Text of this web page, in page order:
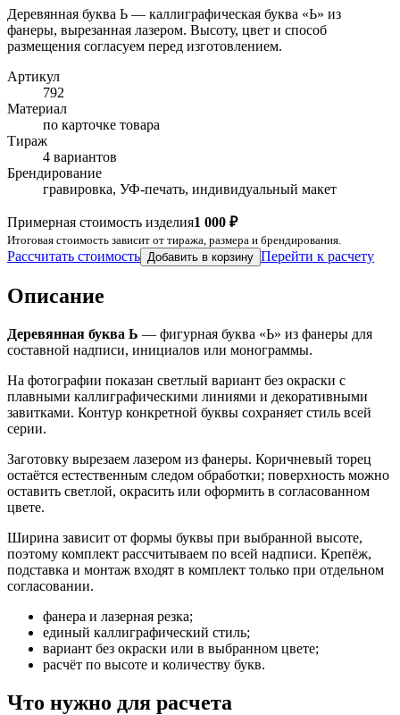
Деревянная буква Ь — каллиграфическая буква «Ь» из
фанеры, вырезанная лазером. Высоту, цвет и способ
размещения согласуем перед изготовлением.
Артикул
792
Материал
по карточке товара
Тираж
4 вариантов
Брендирование
гравировка, УФ-печать, индивидуальный макет
Примерная стоимость изделия1 000 ₽
Итоговая стоимость зависит от тиража, размера и брендирования.
Рассчитать стоимость Добавить в корзину Перейти к расчету
Описание
Деревянная буква Ь — фигурная буква «Ь» из фанеры для
составной надписи, инициалов или монограммы.
На фотографии показан светлый вариант без окраски с
плавными каллиграфическими линиями и декоративными
завитками. Контур конкретной буквы сохраняет стиль всей
серии.
Заготовку вырезаем лазером из фанеры. Коричневый торец
остаётся естественным следом обработки; поверхность можно
оставить светлой, окрасить или оформить в согласованном
цвете.
Ширина зависит от формы буквы при выбранной высоте,
поэтому комплект рассчитываем по всей надписи. Крепёж,
подставка и монтаж входят в комплект только при отдельном
согласовании.
фанера и лазерная резка;
единый каллиграфический стиль;
вариант без окраски или в выбранном цвете;
расчёт по высоте и количеству букв.
Что нужно для расчета